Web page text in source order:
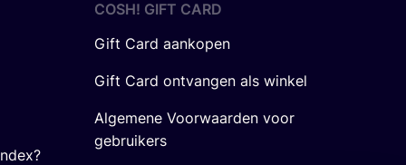
COSH! GIFT CARD
Gift Card aankopen
Gift Card ontvangen als winkel
Algemene Voorwaarden voor
gebruikers